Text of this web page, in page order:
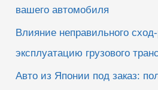
вашего автомобиля
Влияние неправильного
эксплуатацию грузового
Авто из Японии под заказ: